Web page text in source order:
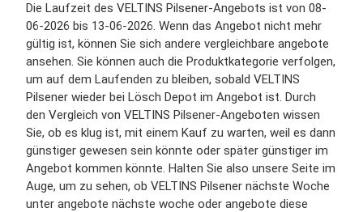
Die Laufzeit des VELTINS Pilsener-Angebots ist von 08-
06-2026 bis 13-06-2026. Wenn das Angebot nicht mehr
gültig ist, können Sie sich andere vergleichbare angebote
ansehen. Sie können auch die Produktkategorie verfolgen,
um auf dem Laufenden zu bleiben, sobald VELTINS
Pilsener wieder bei Lösch Depot im Angebot ist. Durch
den Vergleich von VELTINS Pilsener-Angeboten wissen
Sie, ob es klug ist, mit einem Kauf zu warten, weil es dann
günstiger gewesen sein könnte oder später günstiger im
Angebot kommen könnte. Halten Sie also unsere Seite im
Auge, um zu sehen, ob VELTINS Pilsener nächste Woche
unter angebote nächste woche oder angebote diese